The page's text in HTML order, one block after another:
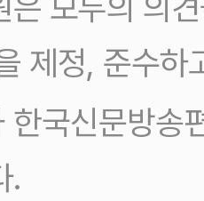
제정, 준수하
한국신문방송
.